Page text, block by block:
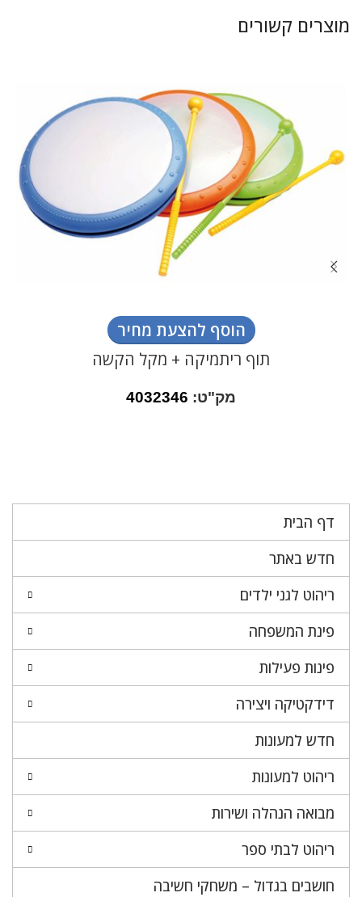
דף הבית
חדש באתר
ריהוט לגני ילדים
פינת המשפחה
פינות פעילות
דידקטיקה ויצירה
חדש למעונות
ריהוט למעונות
מבואה הנהלה ושירות
ריהוט לבתי ספר
חושבים בגדול – משחקי חשיבה
מוצרים קשורים
הוסף להצעת מחיר
תוף ריתמיקה + מקל הקשה
מק"ט: 4032346